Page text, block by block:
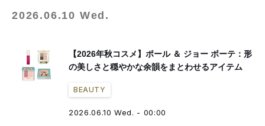
2026.06.10 Wed.
【2026年秋コスメ】ポール ＆ ジョー ボーテ：形
の美しさと穏やかな余韻をまとわせるアイテム
BEAUTY
2026.06.10 Wed. - 00:00